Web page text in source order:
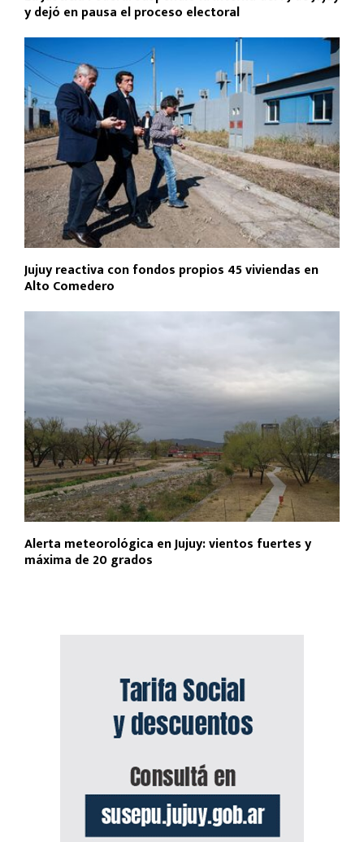
y dejó en pausa el proceso electoral
Jujuy reactiva con fondos propios 45 viviendas en
Alto Comedero
Alerta meteorológica en Jujuy: vientos fuertes y
máxima de 20 grados